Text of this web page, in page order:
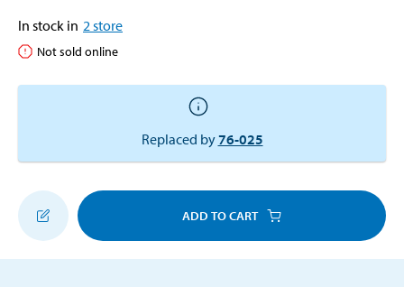
In stock in 2 store
Not sold online
Replaced by76-025
ADD TO CART